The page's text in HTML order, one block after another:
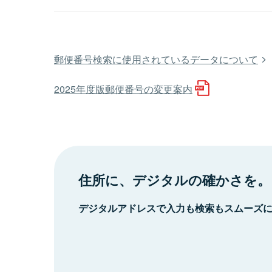
郵便番号検索に使用されているデータについて
2025年度版郵便番号の変更案内
住所に、デジタルの確かさを。
デジタルアドレスで入力も検索もスムーズ